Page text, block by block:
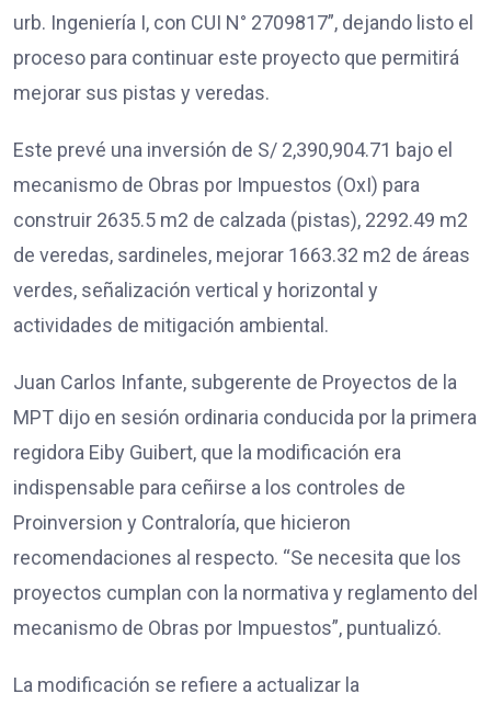
urb. Ingeniería I, con CUI N° 2709817”, dejando listo el
proceso para continuar este proyecto que permitirá
mejorar sus pistas y veredas.
Este prevé una inversión de S/ 2,390,904.71 bajo el
mecanismo de Obras por Impuestos (OxI) para
construir 2635.5 m2 de calzada (pistas), 2292.49 m2
de veredas, sardineles, mejorar 1663.32 m2 de áreas
verdes, señalización vertical y horizontal y
actividades de mitigación ambiental.
Juan Carlos Infante, subgerente de Proyectos de la
MPT dijo en sesión ordinaria conducida por la primera
regidora Eiby Guibert, que la modificación era
indispensable para ceñirse a los controles de
Proinversion y Contraloría, que hicieron
recomendaciones al respecto. “Se necesita que los
proyectos cumplan con la normativa y reglamento del
mecanismo de Obras por Impuestos”, puntualizó.
La modificación se refiere a actualizar la